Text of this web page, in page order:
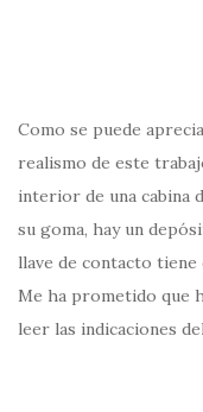
Como se puede
realismo de este
interior de una cabina
su goma, hay un
llave de contacto
Me ha prometido que
leer las indicaciones